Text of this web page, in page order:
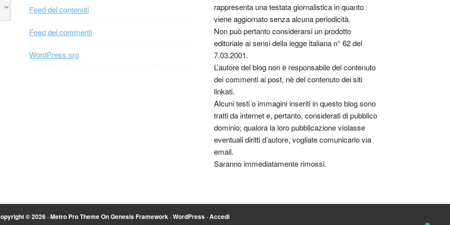
Feed dei contenuti
Feed dei commenti
WordPress.org
rappresenta una testata giornalistica in quanto
viene aggiornato senza alcuna periodicità.
Non può pertanto considerarsi un prodotto
editoriale ai sensi della legge italiana n° 62 del
7.03.2001.
L’autore del blog non è responsabile del contenuto
dei commenti ai post, nè del contenuto dei siti
linkati.
Alcuni testi o immagini inseriti in questo blog sono
tratti da internet e, pertanto, considerati di pubblico
dominio; qualora la loro pubblicazione violasse
eventuali diritti d’autore, vogliate comunicarlo via
email.
Saranno immediatamente rimossi.
© 2026 ·Metro Pro ThemeOnGenesis Framework·WordPress·Accedi